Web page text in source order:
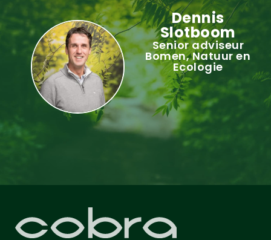
Dennis
Slotboom
Senior adviseur
Bomen, Natuur en
Ecologie